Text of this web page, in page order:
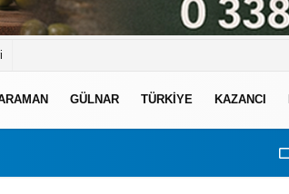
GÜLNAR TÜRKIYE KAZANCI